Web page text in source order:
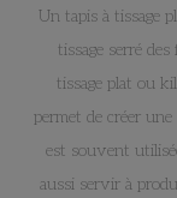
Un tapis à tissage
tissage serré
tissage plat ou
permet de créer
est souvent
aussi servir à